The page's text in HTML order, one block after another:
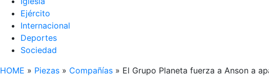
Ejército
Internacional
Deportes
Sociedad
HOME » Piezas » Compañías » El Grupo Planeta fuerza a Anson a